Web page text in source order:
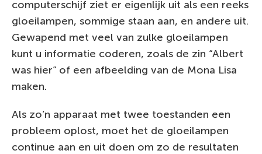
computerschijf ziet er eigenlijk uit als een reeks
gloeilampen, sommige staan aan, en andere uit.
Gewapend met veel van zulke gloeilampen
kunt u informatie coderen, zoals de zin “Albert
was hier” of een afbeelding van de Mona Lisa
maken.
Als zo’n apparaat met twee toestanden een
probleem oplost, moet het de gloeilampen
continue aan en uit doen om zo de resultaten